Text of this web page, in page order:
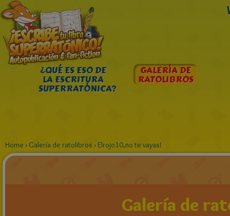
¿QUÉ ES ESO DE
LA ESCRITURA
SUPERRATÓNICA?
GALERÍA DE
RATOLIBROS
Home › Galería de ratolibros ›Elrojo10,no te vayas!
Galería de